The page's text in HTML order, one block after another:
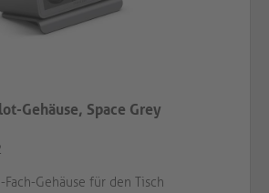
Gehäuse, Space Grey
Fach-Gehäuse für den Tisch